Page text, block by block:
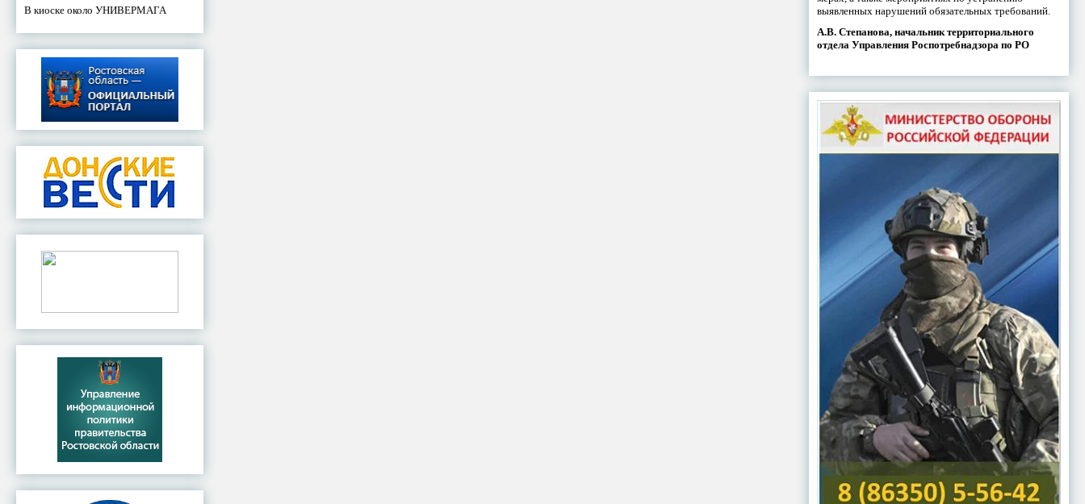
В киоске около УНИВЕРМАГА
выявленных нарушений обязательных требований.
А.В. Степанова, начальник территориального
отдела Управления Роспотребнадзора по РО